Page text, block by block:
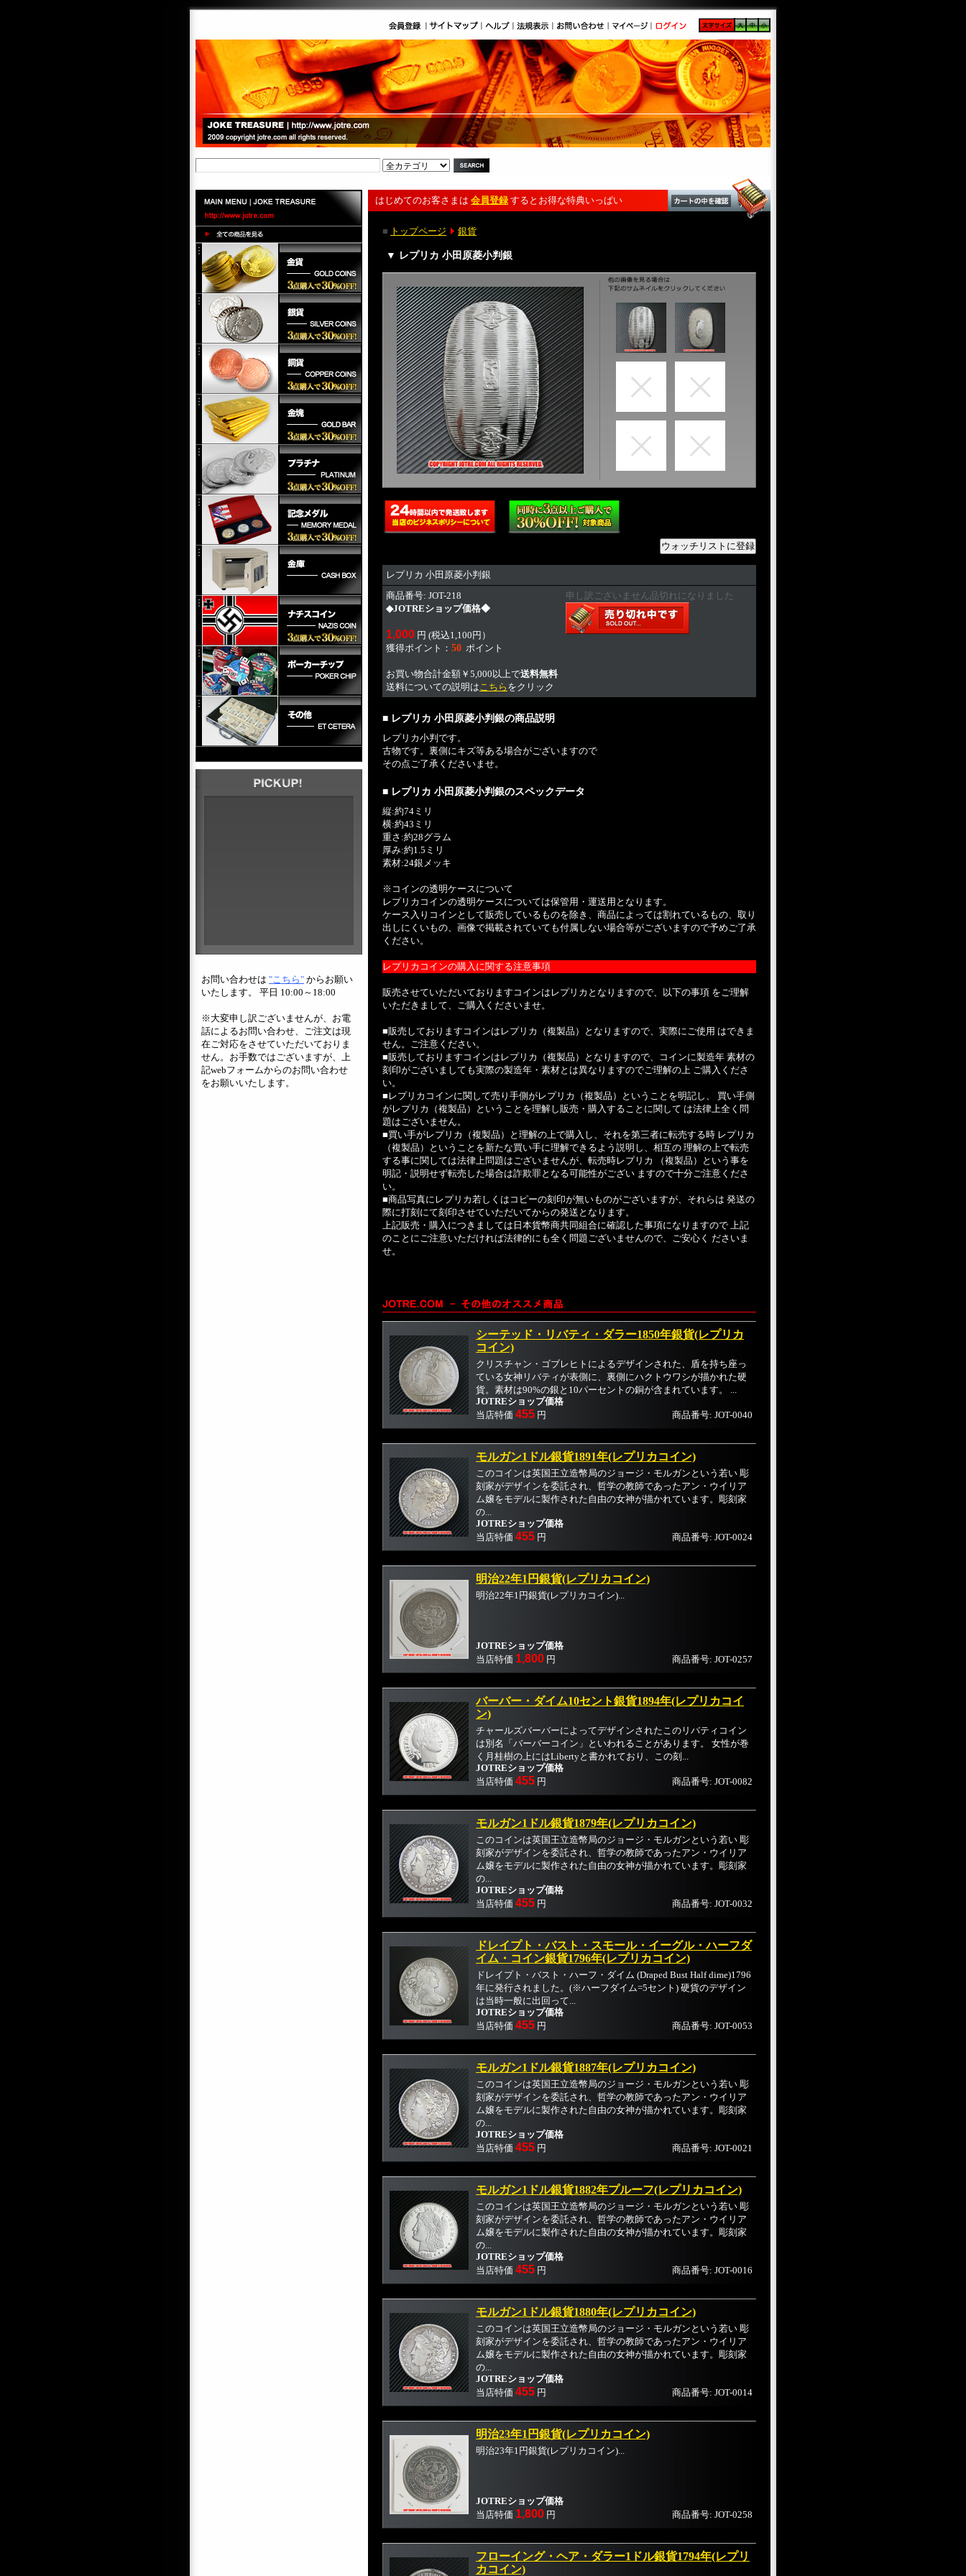
■ トップページ 銀貨
はじめてのお客さまは 会員登録 するとお得な特典いっぱい
▼ レプリカ 小田原菱小判銀
レプリカ 小田原菱小判銀
商品番号: JOT-218
◆JOTREショップ価格◆
1,000 円 (税込1,100円）
獲得ポイント： 50 ポイント
お買い物合計金額￥5,000以上で送料無料
送料についての説明はこちら をクリック
申し訳ございません品切れになりました
■ レプリカ 小田原菱小判銀の商品説明
レプリカ小判です。
古物です。裏側にキズ等ある場合がございますので
その点ご了承くださいませ。
■ レプリカ 小田原菱小判銀のスペックデータ
縦:約74ミリ
横:約43ミリ
重さ:約28グラム
厚み:約1.5ミリ
素材:24銀メッキ
※コインの透明ケースについて
レプリカコインの透明ケースについては保管用・運送用となります。
ケース入りコインとして販売しているものを除き、商品によっては割れているもの、取り
出しにくいもの、画像で掲載されていても付属しない場合等がございますので予めご了承
ください。
レプリカコインの購入に関する注意事項
販売させていただいておりますコインはレプリカとなりますので、以下の事項 をご理解
いただきまして、ご購入くださいませ。
■販売しておりますコインはレプリカ（複製品）となりますので、実際にご使用 はできま
せん。ご注意ください。
■販売しておりますコインはレプリカ（複製品）となりますので、コインに製造年 素材の
刻印がございましても実際の製造年・素材とは異なりますのでご理解の上 ご購入くださ
い。
■レプリカコインに関して売り手側がレプリカ（複製品）ということを明記し、 買い手側
がレプリカ（複製品）ということを理解し販売・購入することに関して は法律上全く問
題はございません。
■買い手がレプリカ（複製品）と理解の上で購入し、それを第三者に転売する時 レプリカ
（複製品）ということを新たな買い手に理解できるよう説明し、相互の 理解の上で転売
する事に関しては法律上問題はございませんが、転売時レプリカ （複製品）という事を
明記・説明せず転売した場合は詐欺罪となる可能性がござい ますので十分ご注意くださ
い。
■商品写真にレプリカ若しくはコピーの刻印が無いものがございますが、それらは 発送の
際に打刻にて刻印させていただいてからの発送となります。
上記販売・購入につきましては日本貨幣商共同組合に確認した事項になりますので 上記
のことにご注意いただければ法律的にも全く問題ございませんので、ご安心く ださいま
せ。
商品番号: JOT-0040
シーテッド・リバティ・ダラー1850年銀貨(レプリカ
コイン)
クリスチャン・ゴブレヒトによるデザインされた、盾を持ち座っ
ている女神リバティが表側に、裏側にハクトウワシが描かれた硬
貨。素材は90%の銀と10パーセントの銅が含まれています。 ...
JOTREショップ価格
当店特価 455 円
商品番号: JOT-0024
モルガン1ドル銀貨1891年(レプリカコイン)
このコインは英国王立造幣局のジョージ・モルガンという若い 彫
刻家がデザインを委託され、哲学の教師であったアン・ウイリア
ム嬢をモデルに製作された自由の女神が描かれています。彫刻家
の...
JOTREショップ価格
当店特価 455 円
商品番号: JOT-0257
明治22年1円銀貨(レプリカコイン)
明治22年1円銀貨(レプリカコイン)...
JOTREショップ価格
当店特価 1,800 円
商品番号: JOT-0082
バーバー・ダイム10セント銀貨1894年(レプリカコイ
ン)
チャールズバーバーによってデザインされたこのリバティコイン
は別名「バーバーコイン」といわれることがあります。 女性が巻
く月桂樹の上にはLibertyと書かれており、この刻...
JOTREショップ価格
当店特価 455 円
商品番号: JOT-0032
モルガン1ドル銀貨1879年(レプリカコイン)
このコインは英国王立造幣局のジョージ・モルガンという若い 彫
刻家がデザインを委託され、哲学の教師であったアン・ウイリア
ム嬢をモデルに製作された自由の女神が描かれています。彫刻家
の...
JOTREショップ価格
当店特価 455 円
商品番号: JOT-0053
ドレイプト・バスト・スモール・イーグル・ハーフダ
イム・コイン銀貨1796年(レプリカコイン)
ドレイプト・バスト・ハーフ・ダイム (Draped Bust Half dime)1796
年に発行されました。(※ハーフダイム=5セント) 硬貨のデザイン
は当時一般に出回って...
JOTREショップ価格
当店特価 455 円
商品番号: JOT-0021
モルガン1ドル銀貨1887年(レプリカコイン)
このコインは英国王立造幣局のジョージ・モルガンという若い 彫
刻家がデザインを委託され、哲学の教師であったアン・ウイリア
ム嬢をモデルに製作された自由の女神が描かれています。彫刻家
の...
JOTREショップ価格
当店特価 455 円
商品番号: JOT-0016
モルガン1ドル銀貨1882年プルーフ(レプリカコイン)
このコインは英国王立造幣局のジョージ・モルガンという若い 彫
刻家がデザインを委託され、哲学の教師であったアン・ウイリア
ム嬢をモデルに製作された自由の女神が描かれています。彫刻家
の...
JOTREショップ価格
当店特価 455 円
商品番号: JOT-0014
モルガン1ドル銀貨1880年(レプリカコイン)
このコインは英国王立造幣局のジョージ・モルガンという若い 彫
刻家がデザインを委託され、哲学の教師であったアン・ウイリア
ム嬢をモデルに製作された自由の女神が描かれています。彫刻家
の...
JOTREショップ価格
当店特価 455 円
商品番号: JOT-0258
明治23年1円銀貨(レプリカコイン)
明治23年1円銀貨(レプリカコイン)...
JOTREショップ価格
当店特価 1,800 円
フローイング・ヘア・ダラー1ドル銀貨1794年(レプリ
カコイン)
お問い合わせは "こちら" からお願い
いたします。 平日 10:00～18:00
※大変申し訳ございませんが、お電
話によるお問い合わせ、ご注文は現
在ご対応をさせていただいておりま
せん。お手数ではございますが、上
記webフォームからのお問い合わせ
をお願いいたします。